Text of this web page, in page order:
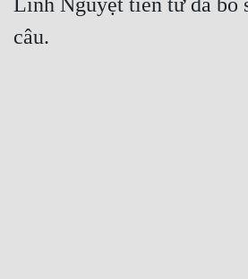
Linh Nguyệt tiên tử đã bổ